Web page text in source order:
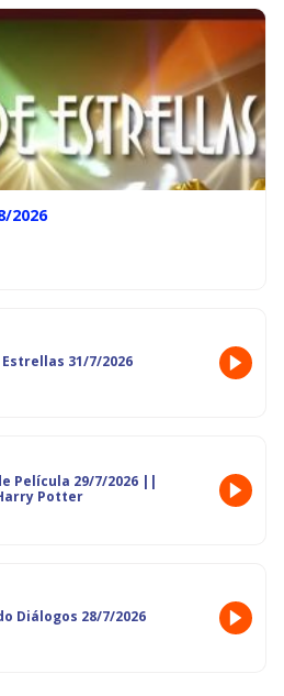
2026
31/7/2026
Película 29/7/2026 ||
Potter
Diálogos 28/7/2026